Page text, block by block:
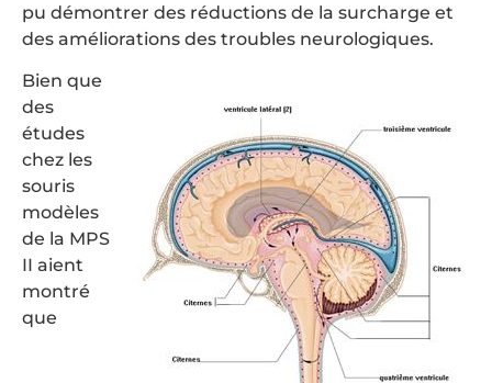
pu démontrer des réductions de la surcharge et
des améliorations des troubles neurologiques.
Bien que
des
études
chez les
souris
modèles
de la MPS
II aient
montré
que